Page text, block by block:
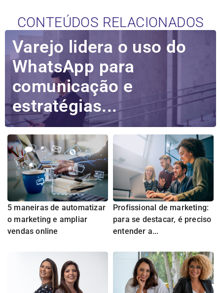
CONTEÚDOS RELACIONADOS
Varejo lidera o uso do
WhatsApp para
comunicação e
estratégias...
5 maneiras de automatizar
o marketing e ampliar
vendas online
Profissional de marketing:
para se destacar, é preciso
entender a...